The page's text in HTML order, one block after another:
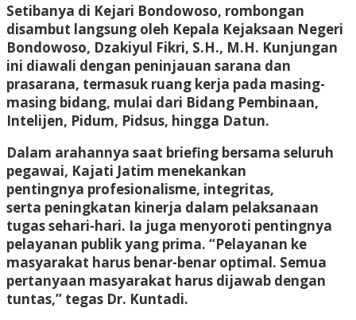
Setibanya di Kejari Bondowoso, rombongan
disambut langsung oleh Kepala Kejaksaan Negeri
Bondowoso, Dzakiyul Fikri, S.H., M.H. Kunjungan
ini diawali dengan peninjauan sarana dan
prasarana, termasuk ruang kerja pada masing-
masing bidang, mulai dari Bidang Pembinaan,
Intelijen, Pidum, Pidsus, hingga Datun.
Dalam arahannya saat briefing bersama seluruh
pegawai, Kajati Jatim menekankan
pentingnya profesionalisme, integritas,
serta peningkatan kinerja dalam pelaksanaan
tugas sehari-hari. Ia juga menyoroti pentingnya
pelayanan publik yang prima. “Pelayanan ke
masyarakat harus benar-benar optimal. Semua
pertanyaan masyarakat harus dijawab dengan
tuntas,” tegas Dr. Kuntadi.